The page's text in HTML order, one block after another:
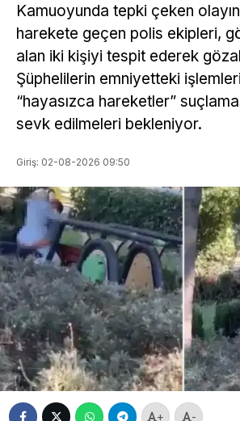
Kamuoyunda tepki çeken
harekete geçen polis ekipleri,
alan iki kişiyi tespit ederek
Şüphelilerin emniyetteki
“hayasızca hareketler”
sevk edilmeleri bekleniyor.
Giriş: 02-08-2026 09:50
+ -